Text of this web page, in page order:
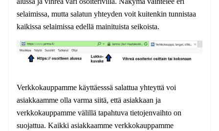
selaimissa, mutta salatun yhteyden voit kuitenkin tunnistaa
kaikissa selaimissa edellä mainituista seikoista.
Verkkokauppamme käyttäesssä salattua yhteyttä voi
asiakkaamme olla varma siitä, että asiakkaan ja
verkkokauppamme välillä tapahtuva tietojenvaihto on
suojattua. Kaikki asiakkaamme verkkokauppamme